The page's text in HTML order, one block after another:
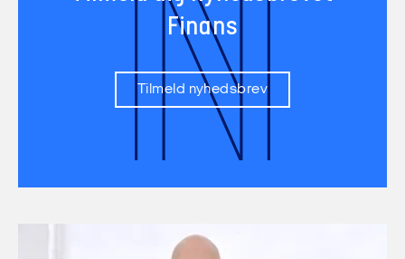
Finans
Tilmeld nyhedsbrev